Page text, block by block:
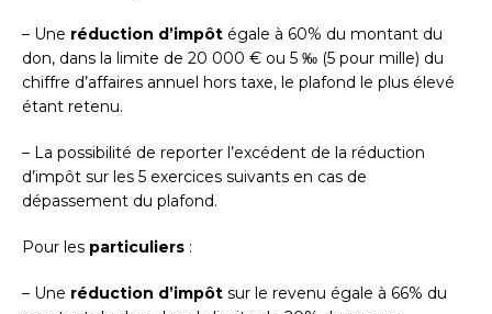
– Une réduction d’impôt égale à 60% du montant du
don, dans la limite de 20 000 € ou 5 ‰ (5 pour mille) du
chiffre d’affaires annuel hors taxe, le plafond le plus élevé
étant retenu.
– La possibilité de reporter l’excédent de la réduction
d’impôt sur les 5 exercices suivants en cas de
dépassement du plafond.
Pour les particuliers :
– Une réduction d’impôt sur le revenu égale à 66% du